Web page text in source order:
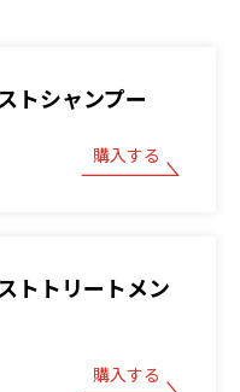
トシャンプー
購入する
トトリートメン
購入する